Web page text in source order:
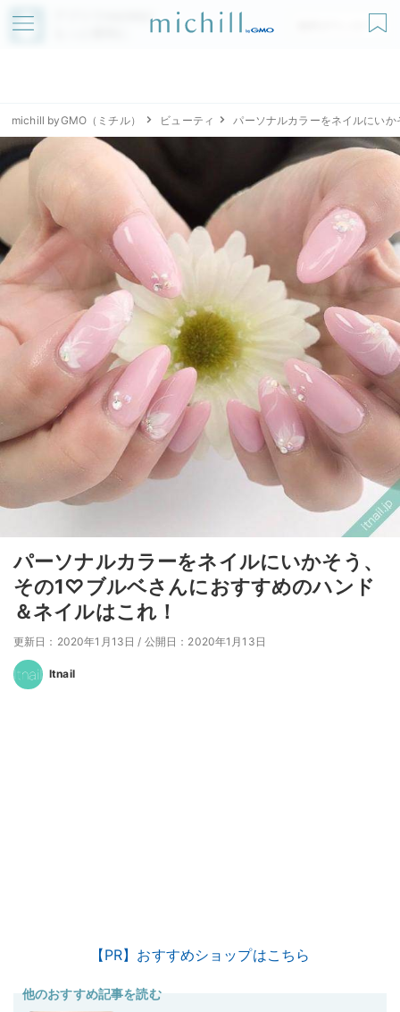
アプリでmichillが
無料ダウンロード
michill byGMO（ミチル） ビューティ パーソナルカラーをネイルにい
パーソナルカラーをネイルにいかそう、
その1♡ブルベさんにおすすめのハンド
＆ネイルはこれ！
更新日：2020年1月13日 / 公開日：2020年1月13日
Itnail
【PR】おすすめショップはこちら
他のおすすめ記事を読む